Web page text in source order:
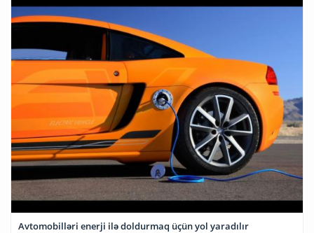
Avtomobilləri enerji ilə doldurmaq üçün yol yaradılır